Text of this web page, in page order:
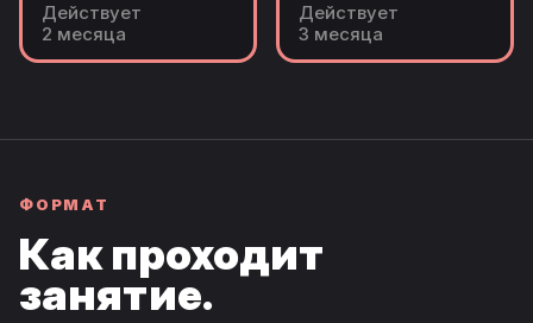
Действует
2 месяца
Действует
3 месяца
ФОРМАТ
Как проходит
занятие.